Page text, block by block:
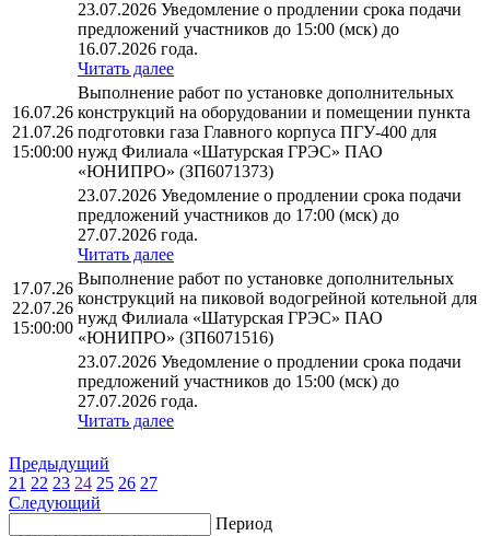
23.07.2026 Уведомление о продлении срока подачи
предложений участников до 15:00 (мск) до
16.07.2026 года.
Читать далее
16.07.26
21.07.26
15:00:00
Выполнение работ по установке дополнительных
конструкций на оборудовании и помещении пункта
подготовки газа Главного корпуса ПГУ-400 для
нужд Филиала «Шатурская ГРЭС» ПАО
«ЮНИПРО» (ЗП6071373)
23.07.2026 Уведомление о продлении срока подачи
предложений участников до 17:00 (мск) до
27.07.2026 года.
Читать далее
17.07.26
22.07.26
15:00:00
Выполнение работ по установке дополнительных
конструкций на пиковой водогрейной котельной для
нужд Филиала «Шатурская ГРЭС» ПАО
«ЮНИПРО» (ЗП6071516)
23.07.2026 Уведомление о продлении срока подачи
предложений участников до 15:00 (мск) до
27.07.2026 года.
Читать далее
Предыдущий
21 22 23 24 25 26 27
Следующий
Период